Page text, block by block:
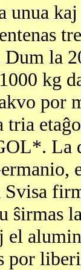
unua
la
kg
por
La
ŝirmas
el
por